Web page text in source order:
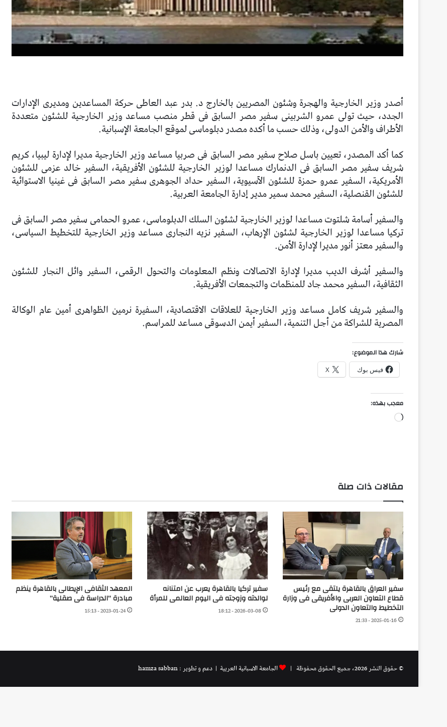
أصدر وزير الخارجية والهجرة وشئون المصريين بالخارج د. بدر عبد العاطى حركة المساعدين ومديرى الإدارات
الجدد، حيث تولى عمرو الشربينى سفير مصر السابق فى قطر منصب مساعد وزير الخارجية للشئون متعددة
الأطراف والأمن الدولى، وذلك حسب ما أكده مصدر دبلوماسى لموقع الجامعة الإسبانية.
كما أكد المصدر، تعيين باسل صلاح سفير مصر السابق فى صربيا مساعد وزير الخارجية مديرا لإدارة ليبيا، كريم
شريف سفير مصر السابق فى الدنمارك مساعدا لوزير الخارجية للشئون الأفريقية، السفير خالد عزمى للشئون
الأمريكية، السفير عمرو حمزة للشئون الآسيوية، السفير حداد الجوهرى سفير مصر السابق فى غينيا الاستوائية
للشئون القنصلية، السفير محمد سمير مدير إدارة الجامعة العربية.
والسفير أسامة شلتوت مساعدا لوزير الخارجية لشئون السلك الدبلوماسى، عمرو الحمامى سفير مصر السابق فى
تركيا مساعدا لوزير الخارجية لشئون الإرهاب، السفير نزيه النجارى مساعد وزير الخارجية للتخطيط السياسى،
والسفير معتز أنور مديرا لإدارة الأمن.
والسفير أشرف الديب مديرا لإدارة الاتصالات ونظم المعلومات والتحول الرقمى، السفير وائل النجار للشئون
الثقافية، السفير محمد جاد للمنظمات والتجمعاتالأفريقية.
والسفير شريف كامل مساعد وزير الخارجية للعلاقات الاقتصادية، السفيرة نرمين الظواهرى أمين عام الوكالة
المصرية للشراكة من أجل التنمية، السفير أيمن الدسوقى مساعد للمراسم.
شارك هذا الموضوع:
فيس بوك X
معجب بهذه:
جاري
مقالات ذات صلة
سفير العراق بالقاهرة يلتقى مع رئيس
قطاع التعاون العربى والأفريقى فى وزارة
التخطيط والتعاون الدولى
2025-01-16 - 21:33
سفير تركيا بالقاهرة يعرب عن امتنانه
لوالدته وزوجته فى اليوم العالمى للمرأة
2026-03-08 - 18:12
المعهد الثقافى الإيطالى بالقاهرة ينظم
مبادرة “الدراسة فى صقلية”
2023-01-24 - 15:13
© حقوق النشر 2026، جميع الحقوق محفوظة | الجامعة الاسبانية العريية | دعم و تطوير : hamza sabban